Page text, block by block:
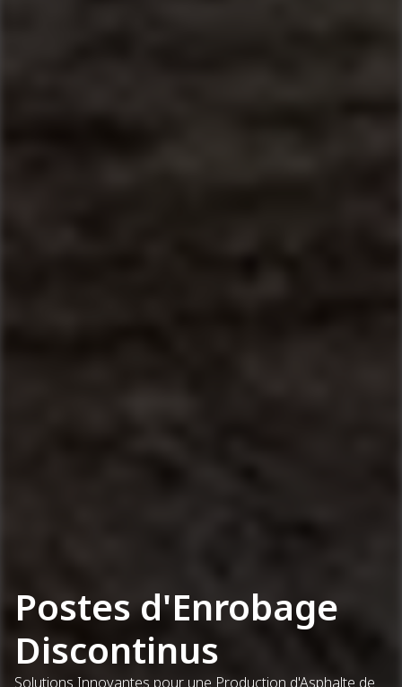
Postes d'Enrobage
Discontinus
Solutions Innovantes pour une Production d'Asphalte de